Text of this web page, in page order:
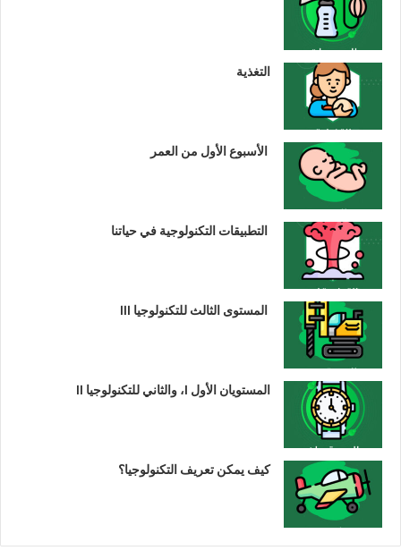
التغذية
الأسبوع الأول من العمر
التطبيقات التكنولوجية في حياتنا
المستوى الثالث للتكنولوجيا III
المستويان الأول I، والثاني للتكنولوجيا II
كيف يمكن تعريف التكنولوجيا؟